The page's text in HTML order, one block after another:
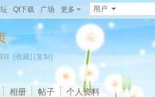
Qt下载 广场 更多 用户
[收藏] [复制]
相册 帖子 个人资料